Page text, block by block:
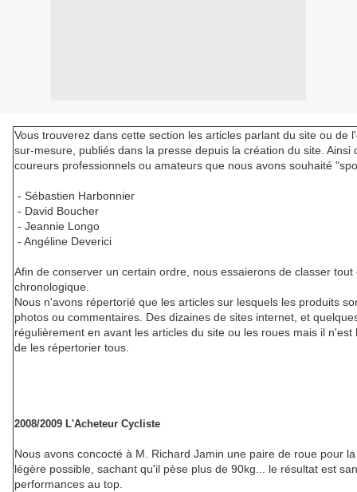
Vous trouverez dans cette section les articles parlant du site ou de
sur-mesure, publiés dans la presse depuis la création du site. Ainsi
coureurs professionnels ou amateurs que nous avons souhaité
- Sébastien Harbonnier
- David Boucher
- Jeannie Longo
- Angéline Deverici
Afin de conserver un certain ordre, nous essaierons de classer tout
chronologique.
Nous n'avons répertorié que les articles sur lesquels les produits
photos ou commentaires. Des dizaines de sites internet, et
régulièrement en avant les articles du site ou les roues mais il n'est
de les répertorier tous.
2008/2009 L'Acheteur Cycliste
Nous avons concocté à M. Richard Jamin une paire de roue pour
légère possible, sachant qu'il pèse plus de 90kg... le résultat est
performances au top.